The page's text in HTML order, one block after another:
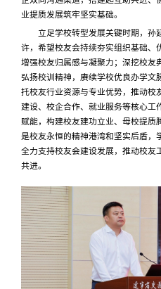
业提质发展筑牢坚实基础。
立足学校转型发展关键时期，孙
许，希望校友会持续夯实组织基础、
增强校友归属感与凝聚力；深挖校友
弘扬校训精神，赓续学校优良办学文
托校友行业资源与专业优势，推动校
建设、校企合作、就业服务等核心工
赋能，构建校友建功立业、母校提质
是校友永恒的精神港湾和坚实后盾，
全力支持校友会建设发展，推动校友
共进。